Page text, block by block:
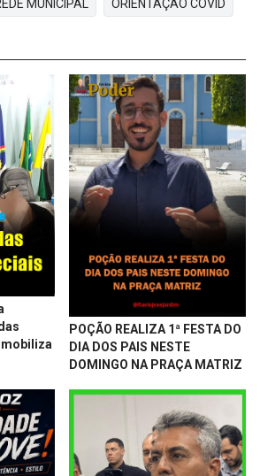
MUNICIPAL ORIENTAÇÃO COVID
POÇÃO REALIZA 1ª FESTA DO
DIA DOS PAIS NESTE
DOMINGO NA PRAÇA MATRIZ